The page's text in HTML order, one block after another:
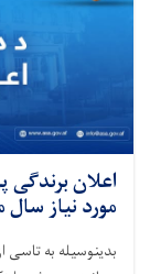
اعلان برندگی
مورد نیاز سال مالی 1405